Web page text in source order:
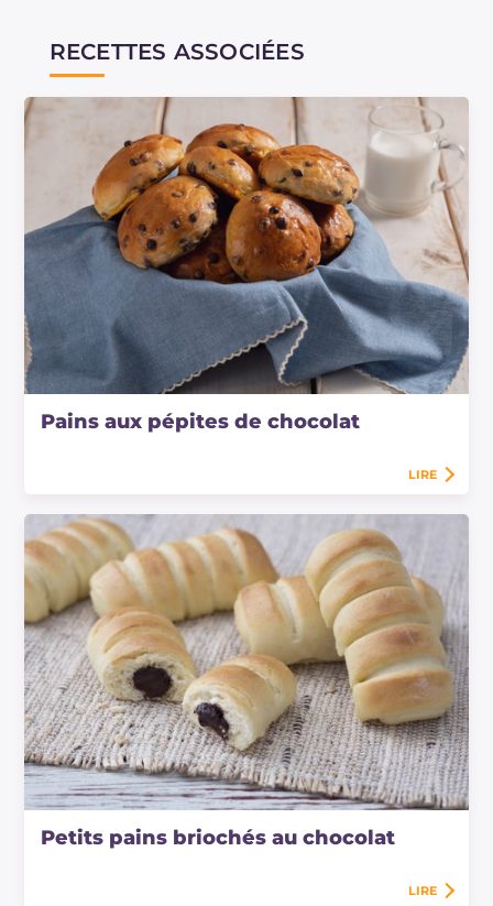
RECETTES ASSOCIÉES
Pains aux pépites de chocolat
LIRE
Petits pains briochés au chocolat
LIRE